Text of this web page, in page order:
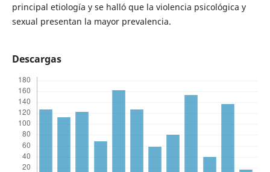
principal etiología y se halló que la violencia psicológica y
sexual presentan la mayor prevalencia.
Descargas